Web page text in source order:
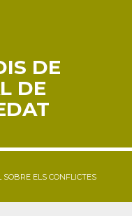
DE
DE
ELS CONFLICTES